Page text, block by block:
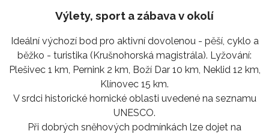
Výlety, sport a zábava v okolí
Ideální výchozí bod pro aktivní dovolenou - pěší, cyklo a
běžko - turistika (Krušnohorská magistrála). Lyžování:
Plešivec 1 km, Pernink 2 km, Boží Dar 10 km, Neklid 12 km,
Klínovec 15 km.
V srdci historické hornické oblasti uvedené na seznamu
UNESCO.
Při dobrých sněhových podmínkách lze dojet na